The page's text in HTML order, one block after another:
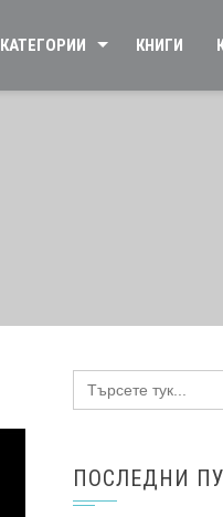
КАТЕГОРИИ КНИГИ
Search
for:
ПОСЛЕДНИ